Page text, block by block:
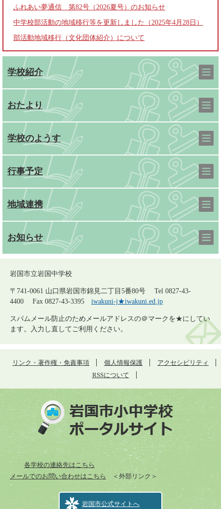
ふれあい夢通信 第82号（2026夏号）のお知らせ
中学校部活動の地域移行等を更新しました（2025年4月28日）
部活動地域移行（文化団体紹介）について
学校紹介
おたより
学校のようす
行事予定
地域連携
お知らせ
岩国市立岩国中学校
〒741-0061 山口県岩国市錦見二丁目5番80号 Tel 0827-43-
4400 Fax 0827-43-3395 iwakuni-j★iwakuni.ed.jp
スパムメール防止のためメールアドレスの＠マークを★にしてい
ます。入力し直してご利用ください。
リンク・著作権・免責事項 個人情報保護
アクセシビリティ
RSSについて
各学校の連絡先はこちら
メールでのお問い合わせはこちら
＜外部リンク＞
岩国市公式サイトへ